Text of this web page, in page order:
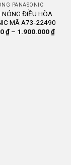
PANASONIC
ĐIỀU HÒA
MÃ A73-22490
₫ – 1.900.000₫